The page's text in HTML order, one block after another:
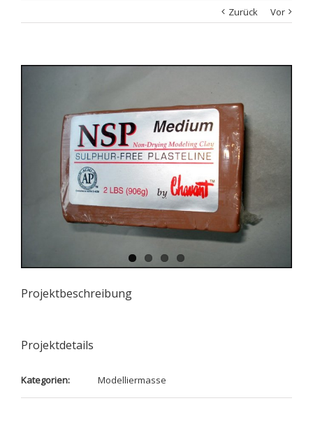
Zurück Vor
Projektbeschreibung
Projektdetails
Kategorien: Modelliermasse